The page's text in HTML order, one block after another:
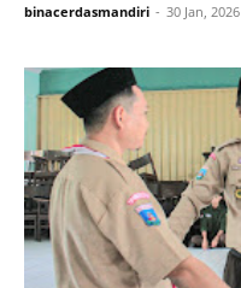
binacerdasmandiri 30 Jan, 2026